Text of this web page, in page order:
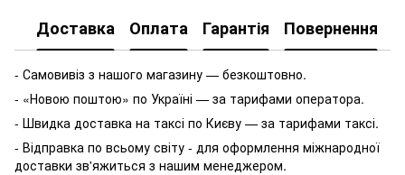
Доставка Оплата Гарантія Повернення
- Самовивіз з нашого магазину — безкоштовно.
- «Новою поштою» по Україні — за тарифами оператора.
- Швидка доставка на таксі по Києву — за тарифами таксі.
- Відправка по всьому світу - для оформлення міжнародної
доставки зв'яжиться з нашим менеджером.